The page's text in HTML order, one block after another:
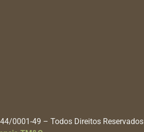
0001-49 – Todos Direitos Reservados